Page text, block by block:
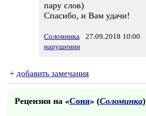
пару слов)
Спасибо, и Вам удачи!
Соломинка 27.09.2018 10:00
нарушении
+ добавить замечания
Рецензия на «Соня» (Соломинка)